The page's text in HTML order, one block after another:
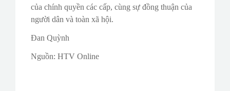
của chính quyền các cấp, cùng sự đồng thuận của
người dân và toàn xã hội.
Đan Quỳnh
Nguồn: HTV Online